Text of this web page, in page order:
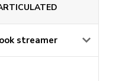
streamer